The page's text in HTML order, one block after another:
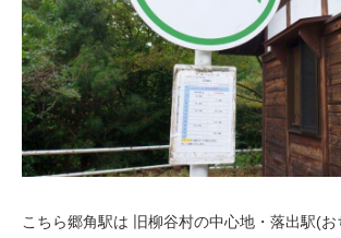
こちら郷角駅は 旧柳谷村の中心地・落出駅(